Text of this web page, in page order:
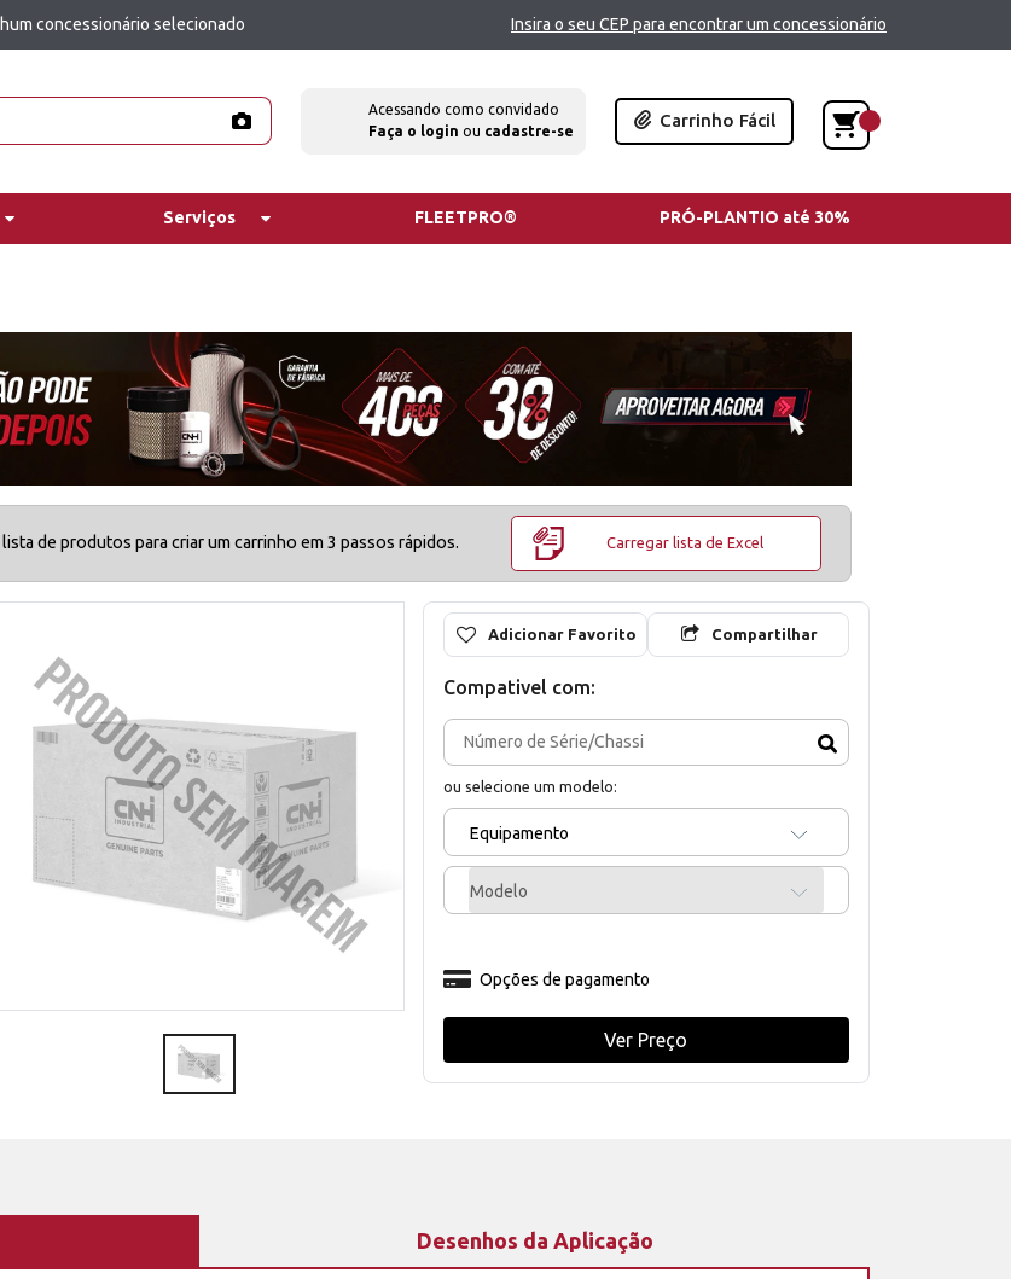
concessionário selecionado Insira o seu CEP para encontrar um concessionário
Acessando como convidado
Faça o login ou cadastre-se
Carrinho Fácil
Serviços FLEETPRO® PRÓ-PLANTIO até 30%
lista de produtos para criar um carrinho em 3 passos rápidos. Carregar lista de Excel
Adicionar Favorito Compartilhar
Compativel com:
ou selecione um modelo:
Equipamento
Modelo
Opções de pagamento
Ver Preço
Desenhos da Aplicação